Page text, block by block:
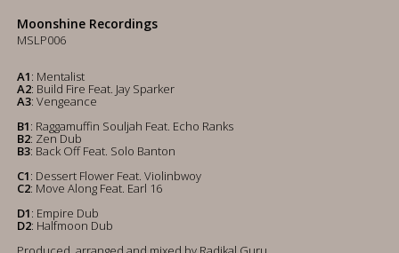
Moonshine Recordings
MSLP006
A1: Mentalist
A2: Build Fire Feat. Jay Sparker
A3: Vengeance
B1: Raggamuffin Souljah Feat. Echo Ranks
B2: Zen Dub
B3: Back Off Feat. Solo Banton
C1: Dessert Flower Feat. Violinbwoy
C2: Move Along Feat. Earl 16
D1: Empire Dub
D2: Halfmoon Dub